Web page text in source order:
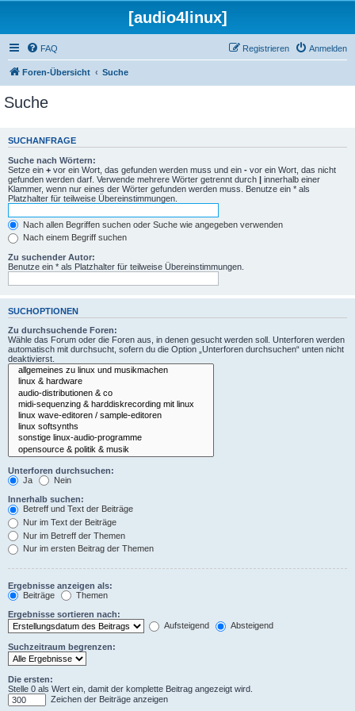
[audio4linux]
FAQ Anmelden
Registrieren
Foren-Übersicht Suche
Suche
SUCHANFRAGE
Suche nach Wörtern:
Setze ein + vor ein Wort, das gefunden werden muss und ein - vor ein Wort, das nicht
gefunden werden darf. Verwende mehrere Wörter getrennt durch | innerhalb einer
Klammer, wenn nur eines der Wörter gefunden werden muss. Benutze ein * als
Platzhalter für teilweise Übereinstimmungen.
Nach allen Begriffen suchen oder Suche wie angegeben verwenden
Nach einem Begriff suchen
Zu suchender Autor:
Benutze ein * als Platzhalter für teilweise Übereinstimmungen.
SUCHOPTIONEN
Zu durchsuchende Foren:
Wähle das Forum oder die Foren aus, in denen gesucht werden soll. Unterforen werden
automatisch mit durchsucht, sofern du die Option „Unterforen durchsuchen“ unten nicht
deaktivierst.
Unterforen durchsuchen:
Ja
Nein
Innerhalb suchen:
Betreff und Text der Beiträge
Nur im Text der Beiträge
Nur im Betreff der Themen
Nur im ersten Beitrag der Themen
Ergebnisse anzeigen als:
Beiträge
Themen
Ergebnisse sortieren nach:
Aufsteigend
Absteigend
Suchzeitraum begrenzen:
Die ersten:
Stelle 0 als Wert ein, damit der komplette Beitrag angezeigt wird.
Zeichen der Beiträge anzeigen